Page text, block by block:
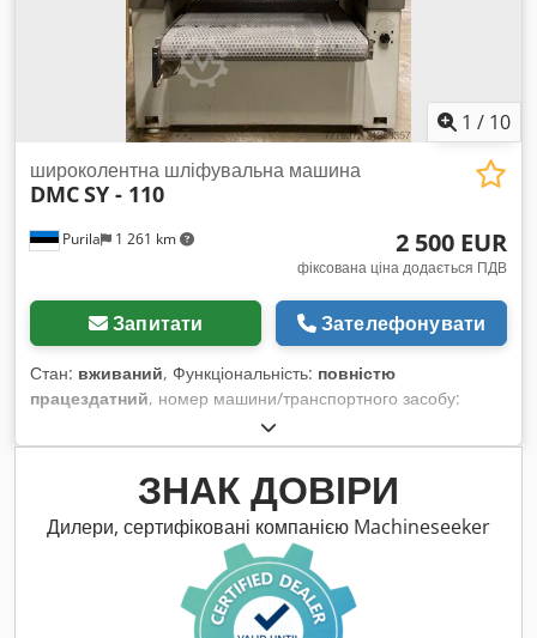
1 / 10
Purila 1 261 km
широколентна шліфувальна машина
DMCSY - 110
2 500 EUR
фіксована ціна додається ПДВ
Запитати Зателефонувати
Стан: вживаний, Функціональність: повністю
працездатний, номер машини/транспортного засобу:
, Технічні дані: Робоча ширина: 1135 мм 1
комбінований блок Діаметр вала: 210 мм Максимальна
висота оброблюваного матеріалу: 160 мм Розміри
шліфувальної стрічки: 1135x2200 мм Електричне підняття
Цифровий дисплей Вимикач безпеки Потужність основного
двигуна: 11 кВт Chsdjyn N Dgspfx Ag Uea Напруга: 380В
Робочий тиск: 8 бар Регульована швидкість подачі Габаритні
розміри: Глибина: 1500 мм Ширина: 1800 мм Висота: 2300
ЗНАК ДОВІРИ
Дилери, сертифіковані компанією Machineseeker